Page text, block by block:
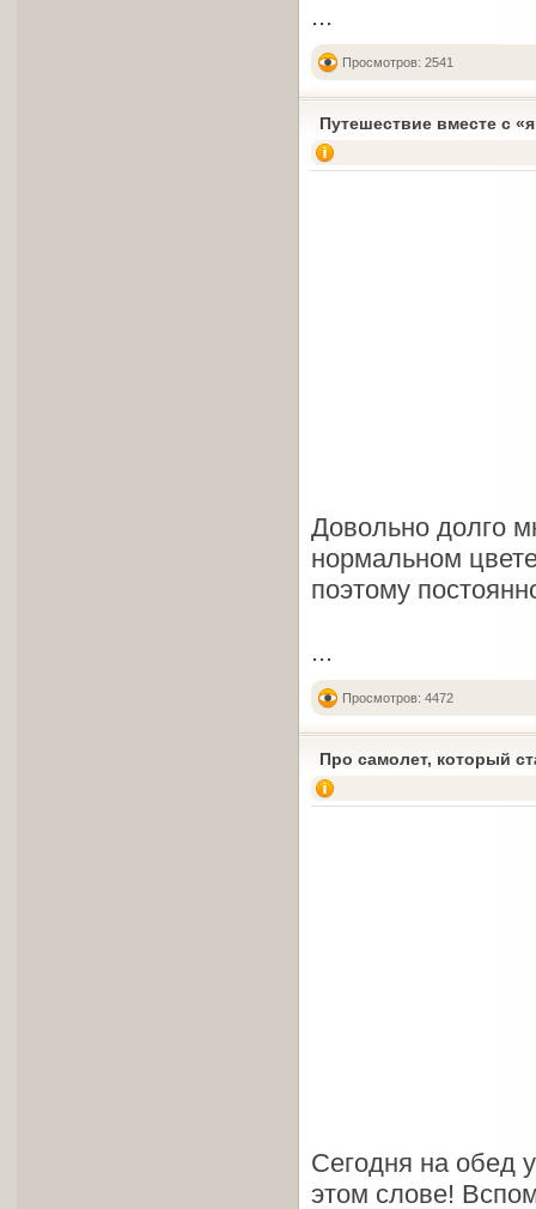
...
Просмотров: 2541
Путешествие вместе с
Довольно долго
нормальном
поэтому
...
Просмотров: 4472
Про самолет, который
Сегодня на обед
этом слове!